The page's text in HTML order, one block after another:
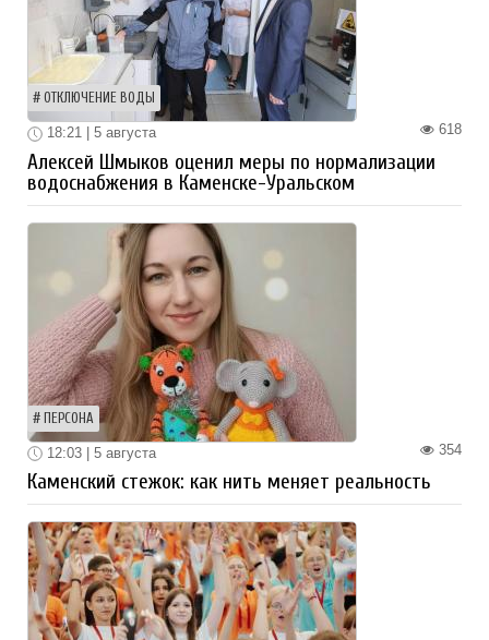
ОТКЛЮЧЕНИЕ ВОДЫ
618
18:21 | 5 августа
Алексей Шмыков оценил меры по нормализации
водоснабжения в Каменске-Уральском
ПЕРСОНА
354
12:03 | 5 августа
Каменский стежок: как нить меняет реальность